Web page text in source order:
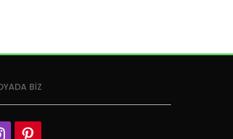
BİZ